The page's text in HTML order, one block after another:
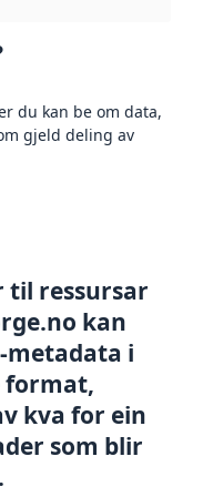
du kan be om data,
gjeld deling av
til ressursar
kan
metadata i
format,
kva for ein
som blir